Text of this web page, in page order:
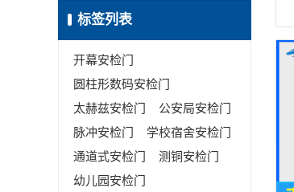
标签列表
开幕安检门
圆柱形数码安检门
太赫兹安检门
公安局安检门
脉冲安检门
学校宿舍安检门
通道式安检门
测铜安检门
幼儿园安检门